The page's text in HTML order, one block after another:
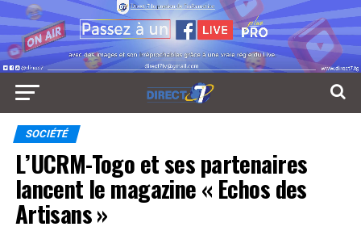
SOCIÉTÉ
L’UCRM-Togo et ses partenaires
lancent le magazine « Echos des
Artisans »